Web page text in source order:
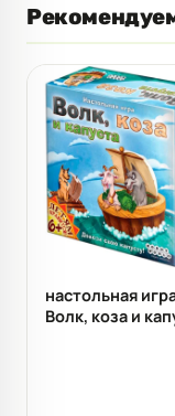
настольная
Волк, коза и